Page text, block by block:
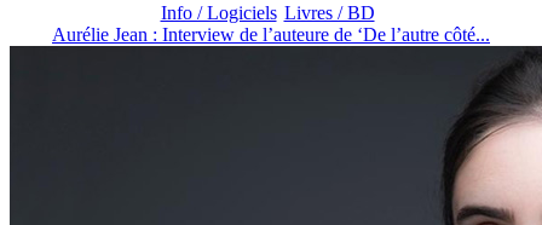
Info / Logiciels Livres / BD
Aurélie Jean : Interview de l’auteure de ‘De l’autre côté...